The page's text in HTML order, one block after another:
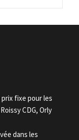
fixe pour les
CDG, Orly
dans les